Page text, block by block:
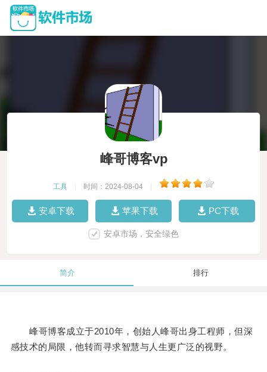
峰哥博客vp
工具 时间：2024-08-04
安卓下载 苹果下载 PC下载
安卓市场，安全绿色
简介 排行
峰哥博客成立于2010年，创始人峰哥出身工程师，但深
感技术的局限，他转而寻求智慧与人生更广泛的视野。